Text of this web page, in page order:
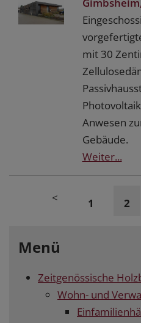
mit 30
Anwesen
Gebäude.
Weiter...
< 1 2
Menü
Zeitgenössische
Wohn- und